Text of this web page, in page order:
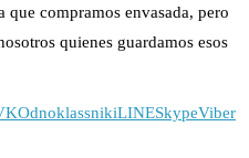
que compramos envasada, pero
quienes guardamos esos
OdnoklassnikiLINESkypeViber